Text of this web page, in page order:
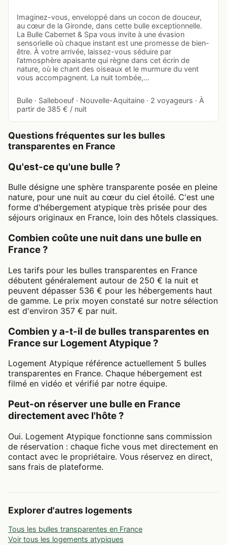
Imaginez-vous, enveloppé dans un cocon de douceur,
au cœur de la Gironde, dans cette bulle exceptionnelle.
La Bulle Cabernet & Spa vous invite à une évasion
sensorielle où chaque instant est une promesse de bien-
être. À votre arrivée, laissez-vous séduire par
l’atmosphère apaisante qui règne dans cet écrin de
nature, où le chant des oiseaux et le murmure du vent
vous accompagnent. La nuit tombée,…
Bulle · Salleboeuf · Nouvelle-Aquitaine · 2 voyageurs · À
partir de 385 € / nuit
Questions fréquentes sur les bulles
transparentes en France
Qu'est-ce qu'une bulle ?
Bulle désigne une sphère transparente posée en pleine
nature, pour une nuit au cœur du ciel étoilé. C'est une
forme d'hébergement atypique très prisée pour des
séjours originaux en France, loin des hôtels classiques.
Combien coûte une nuit dans une bulle en
France ?
Les tarifs pour les bulles transparentes en France
débutent généralement autour de 250 € la nuit et
peuvent dépasser 536 € pour les hébergements haut
de gamme. Le prix moyen constaté sur notre sélection
est d'environ 357 € par nuit.
Combien y a-t-il de bulles transparentes en
France sur Logement Atypique ?
Logement Atypique référence actuellement 5 bulles
transparentes en France. Chaque hébergement est
filmé en vidéo et vérifié par notre équipe.
Peut-on réserver une bulle en France
directement avec l'hôte ?
Oui. Logement Atypique fonctionne sans commission
de réservation : chaque fiche vous met directement en
contact avec le propriétaire. Vous réservez en direct,
sans frais de plateforme.
Explorer d'autres logements
Tous les bulles transparentes en France
Voir tous les logements atypiques